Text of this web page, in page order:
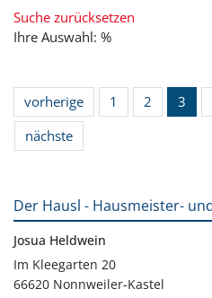
Suche zurücksetzen
Ihre Auswahl: %
vorherige 1 2 3
nächste
Der Hausl - Hausmeister-
Josua Heldwein
Im Kleegarten 20
66620 Nonnweiler-Kastel